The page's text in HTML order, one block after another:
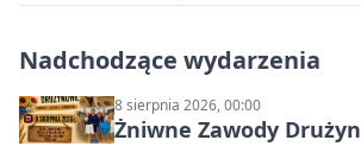
Nadchodzące wydarzenia
8 sierpnia 2026, 00:00
Żniwne Zawody